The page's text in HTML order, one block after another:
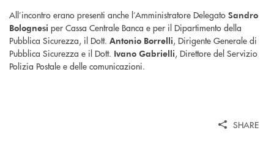
All’incontro erano presenti anche l’Amministratore Delegato Sandro
Bolognesi per Cassa Centrale Banca e per il Dipartimento della
Pubblica Sicurezza, il Dott. Antonio Borrelli, Dirigente Generale di
Pubblica Sicurezza e il Dott. Ivano Gabrielli, Direttore del Servizio
Polizia Postale e delle comunicazioni.
SHARE